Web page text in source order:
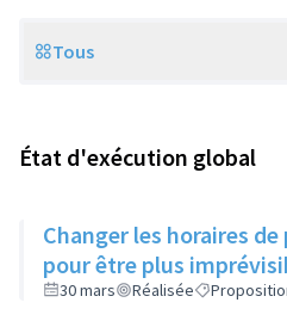
Scope
Tous
État d'exécution global
Changer les horaires
pour être plus
30 mars Réalisée